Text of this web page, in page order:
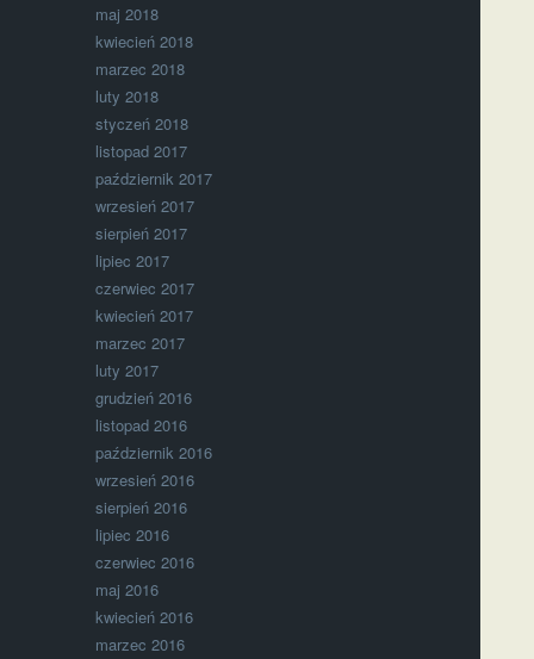
maj 2018
kwiecień 2018
marzec 2018
luty 2018
styczeń 2018
listopad 2017
październik 2017
wrzesień 2017
sierpień 2017
lipiec 2017
czerwiec 2017
kwiecień 2017
marzec 2017
luty 2017
grudzień 2016
listopad 2016
październik 2016
wrzesień 2016
sierpień 2016
lipiec 2016
czerwiec 2016
maj 2016
kwiecień 2016
marzec 2016